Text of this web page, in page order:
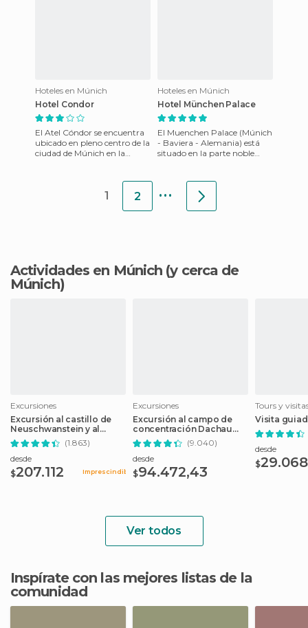
Hoteles en Múnich
Hotel Condor
El Atel Cóndor se encuentra
ubicado en pleno centro de la
ciudad de Múnich en la
Hoteles en Múnich
Hotel München Palace
El Muenchen Palace (Múnich
- Baviera - Alemania) está
situado en la parte noble
1 2 ...
Actividades en Múnich (y cerca de
Múnich)
Excursiones
Excursión al castillo de
Neuschwanstein y al
Palacio de Linderhof
desde Múnich
(1.863)
desde
$207.112 Imprescindible
Excursiones
Excursión al campo de
concentración Dachau
desde Múnich(9.040)
desde
$94.472,43
Tours y
Visita
desde
$29.068
Ver todos
Inspírate con las mejores listas de la
comunidad